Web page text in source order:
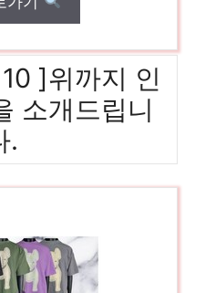
]위까지 인
소개드립니
.